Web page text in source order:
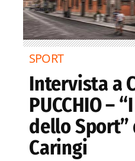
SPORT
Intervista a
PUCCHIO –
dello Sport”
Caringi